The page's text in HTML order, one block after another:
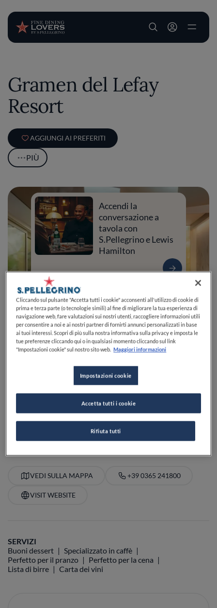
User account
Gramen del Lefay
Resort
AGGIUNGI AI PREFERITI
PIÙ
Accendi la
conversazione a
tavola con
S.Pellegrino e Lewis
Hamilton
Via Angelo Feltrinelli, 13625084GargnanoBSItalia
19:00-23:00
VEDI SULLA MAPPA +39 0365 241800
VISIT WEBSITE
SERVIZI
Buoni dessert
Specializzato in caffè
Perfetto per il pranzo
Perfetto per la cena
Lista di birre
Carta dei vini
Cliccando sul pulsante "Accetta tutti i cookie" acconsenti all'utilizzo di cookie di
prima e terza parte (o tecnologie simili) al fine di migliorare la tua esperienza di
navigazione web, fare valutazioni sui nostri utenti, raccogliere informazioni utili
per consentire a noi e ai nostri partner di fornirti annunci personalizzati in base
ai tuoi interessi. Scopri di più sulla nostra informativa sulla privacy e imposta le
tue preferenze cliccando qui o in qualsiasi momento cliccando sul link
"Impostazioni cookie" sul nostro sito web. Maggiori informazioni
Impostazioni cookie
Rifiuta tutti
Accetta tutti i cookie